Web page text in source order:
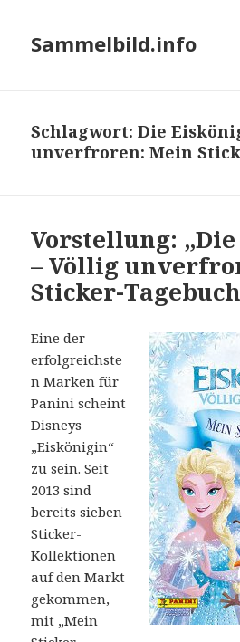
Sammelbild.info
Schlagwort:Die
unverfroren: Mein
Vorstellung:
– Völlig
Sticker-
Eine der
erfolgreichste
n Marken für
Panini scheint
Disneys
„Eiskönigin“
zu sein. Seit
2013 sind
bereits sieben
Sticker-
Kollektionen
auf den Markt
gekommen,
mit „Mein